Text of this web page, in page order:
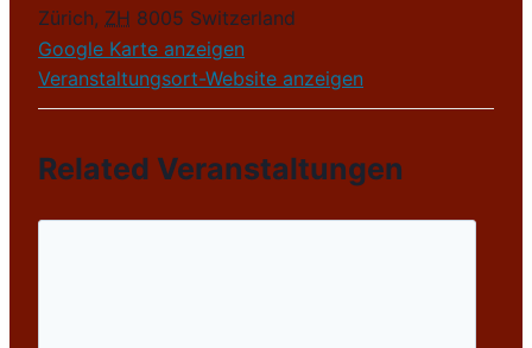
Zürich, ZH 8005 Switzerland
Google Karte anzeigen
Veranstaltungsort-Website anzeigen
Related Veranstaltungen